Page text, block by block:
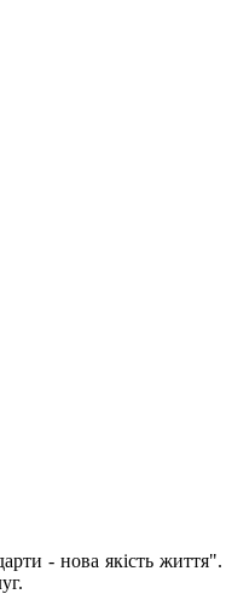
- нова якість життя".